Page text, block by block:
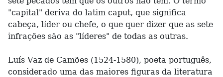
"capital" deriva do latim caput, que significa
cabeça, líder ou chefe, o que quer dizer que as sete
infrações são as "líderes" de todas as outras.
Luís Vaz de Camões (1524-1580), poeta português,
considerado uma das maiores figuras da literatura